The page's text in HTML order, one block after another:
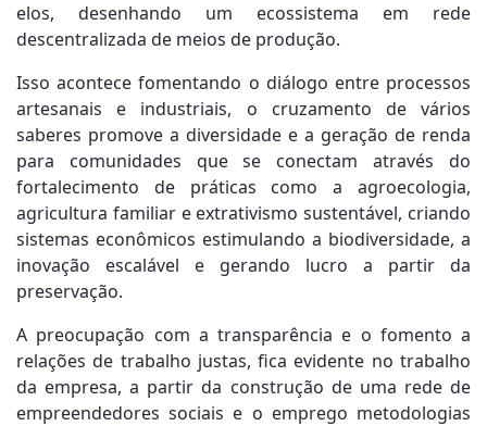
elos, desenhando um ecossistema em rede
descentralizada de meios de produção.
Isso acontece fomentando o diálogo entre processos
artesanais e industriais, o cruzamento de vários
saberes promove a diversidade e a geração de renda
para comunidades que se conectam através do
fortalecimento de práticas como a agroecologia,
agricultura familiar e extrativismo sustentável, criando
sistemas econômicos estimulando a biodiversidade, a
inovação escalável e gerando lucro a partir da
preservação.
A preocupação com a transparência e o fomento a
relações de trabalho justas, fica evidente no trabalho
da empresa, a partir da construção de uma rede de
empreendedores sociais e o emprego metodologias